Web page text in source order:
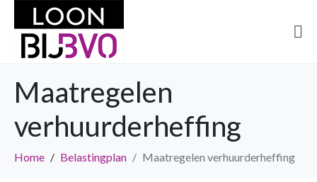
Maatregelen
verhuurderheffing
Home Belastingplan Maatregelen verhuurderheffing